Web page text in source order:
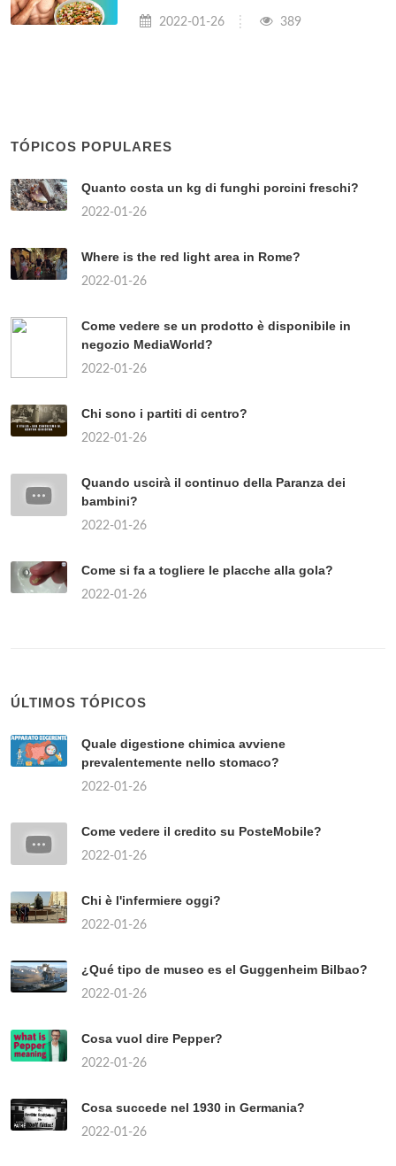
2022-01-26 389
TÓPICOS POPULARES
Quanto costa un kg di funghi porcini freschi?
2022-01-26
Where is the red light area in Rome?
2022-01-26
Come vedere se un prodotto è disponibile in
negozio MediaWorld?
2022-01-26
Chi sono i partiti di centro?
2022-01-26
Quando uscirà il continuo della Paranza dei
bambini?
2022-01-26
Come si fa a togliere le placche alla gola?
2022-01-26
ÚLTIMOS TÓPICOS
Quale digestione chimica avviene
prevalentemente nello stomaco?
2022-01-26
Come vedere il credito su PosteMobile?
2022-01-26
Chi è l'infermiere oggi?
2022-01-26
¿Qué tipo de museo es el Guggenheim Bilbao?
2022-01-26
Cosa vuol dire Pepper?
2022-01-26
Cosa succede nel 1930 in Germania?
2022-01-26